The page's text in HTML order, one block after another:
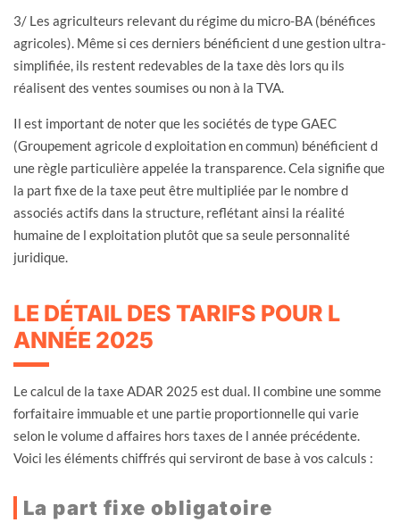
3/ Les agriculteurs relevant du régime du micro-BA (bénéfices
agricoles). Même si ces derniers bénéficient d une gestion ultra-
simplifiée, ils restent redevables de la taxe dès lors qu ils
réalisent des ventes soumises ou non à la TVA.
Il est important de noter que les sociétés de type GAEC
(Groupement agricole d exploitation en commun) bénéficient d
une règle particulière appelée la transparence. Cela signifie que
la part fixe de la taxe peut être multipliée par le nombre d
associés actifs dans la structure, reflétant ainsi la réalité
humaine de l exploitation plutôt que sa seule personnalité
juridique.
LE DÉTAIL DES TARIFS POUR L
ANNÉE 2025
Le calcul de la taxe ADAR 2025 est dual. Il combine une somme
forfaitaire immuable et une partie proportionnelle qui varie
selon le volume d affaires hors taxes de l année précédente.
Voici les éléments chiffrés qui serviront de base à vos calculs :
La part fixe obligatoire